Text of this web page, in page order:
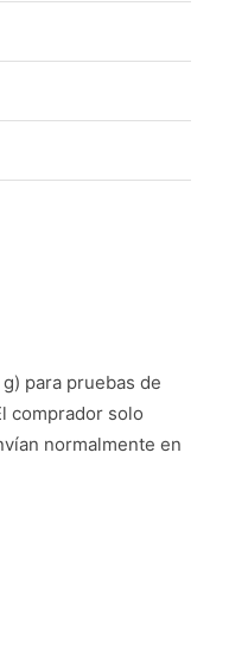
para pruebas de
comprador solo
normalmente en